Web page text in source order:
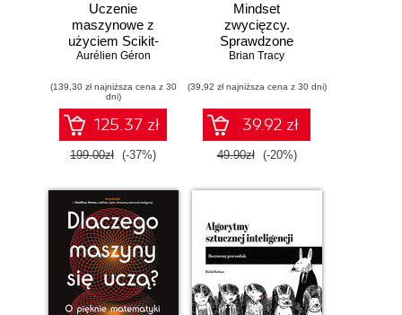
Uczenie
maszynowe z
użyciem Scikit-
Learn i PyTorch.
narzędzia i techniki
umożliwiające
konstruowanie
inteligentnych
systemów
Aurélien Géron
(139,30 zł najniższa cena z 30
dni)
125.37 zł
199.00zł (-37%)
Mindset
zwycięzcy.
Sprawdzone
strategie na drodze
Brian Tracy
(39,92 zł najniższa cena z 30 dni)
39.92 zł
49.90zł (-20%)